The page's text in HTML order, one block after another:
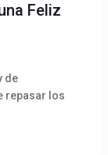
Feliz
de
repasar los